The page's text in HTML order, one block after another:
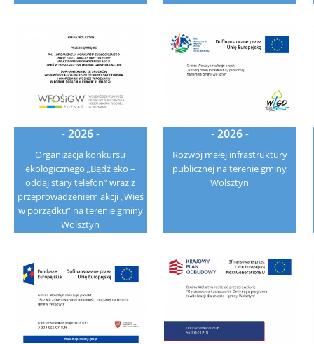
- 2026 -
Organizacja konkursu
ekologicznego „Bądź eko –
oddaj stary telefon” wraz z
przeprowadzeniem akcji „Wieś
w porządku” na terenie gminy
Wolsztyn
- 2026 -
Rozwój małej infrastruktury
publicznej na terenie gminy
Wolsztyn